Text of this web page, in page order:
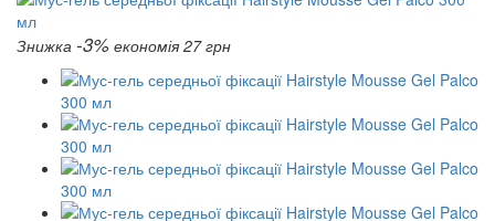
Знижка -3% економія 27 грн